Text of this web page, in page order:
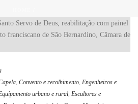
, Convento e recolhimento, Engenheiros e
urbano e rural, Escultores e